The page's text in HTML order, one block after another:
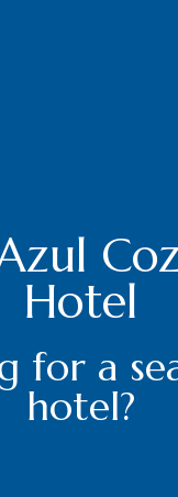
Hotel
for a
hotel?